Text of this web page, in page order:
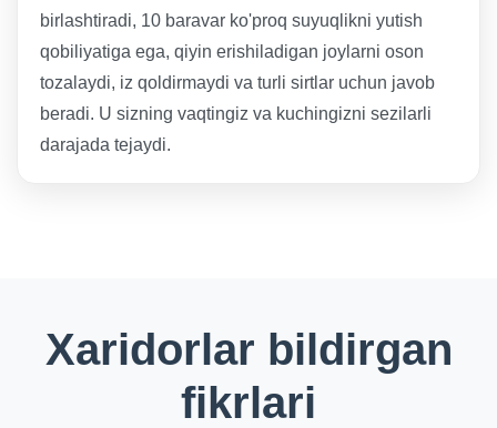
birlashtiradi, 10 baravar ko'proq suyuqlikni yutish
qobiliyatiga ega, qiyin erishiladigan joylarni oson
tozalaydi, iz qoldirmaydi va turli sirtlar uchun javob
beradi. U sizning vaqtingiz va kuchingizni sezilarli
darajada tejaydi.
Xaridorlar bildirgan
fikrlari